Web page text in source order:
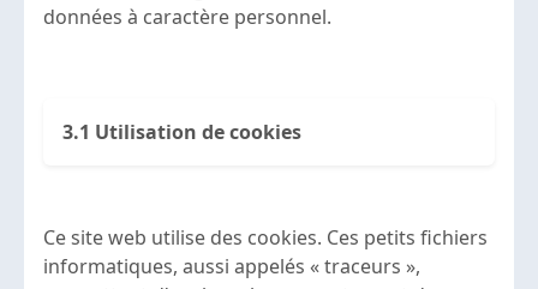
données à caractère personnel.
3.1 Utilisation de cookies
Ce site web utilise des cookies. Ces petits fichiers
informatiques, aussi appelés « traceurs »,